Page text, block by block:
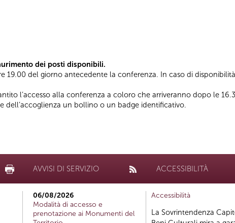
dei posti disponibili.
19.00 del giorno antecedente la conferenza. In caso di
l’accesso alla conferenza a coloro che arriveranno dopo le
dell’accoglienza un bollino o un badge identificativo.
AVVISI DI SERVIZIO
06/08/2026
Modalità di accesso e
prenotazione ai Monumenti del
ACCESSIBILITÀ
Accessibilità
La Sovrintendenza